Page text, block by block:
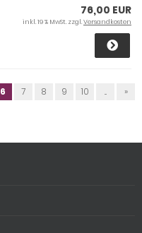
76,00 EUR
inkl. 19 % MwSt. zzgl.Versandkosten
6 7 8 9 10 ... »